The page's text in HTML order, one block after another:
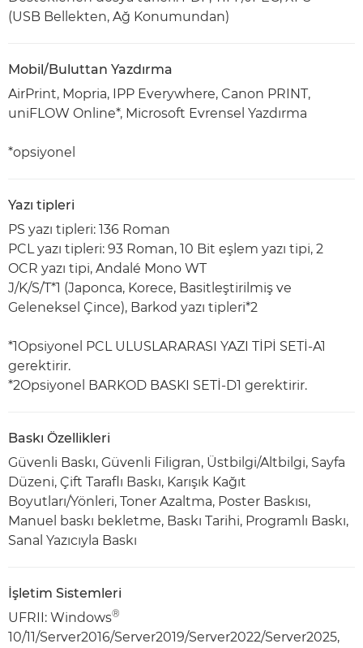
(USB Bellekten, Ağ Konumundan)
Mobil/Buluttan Yazdırma
AirPrint, Mopria, IPP Everywhere, Canon PRINT,
uniFLOW Online*, Microsoft Evrensel Yazdırma
*opsiyonel
Yazı tipleri
PS yazı tipleri: 136 Roman
PCL yazı tipleri: 93 Roman, 10 Bit eşlem yazı tipi, 2
OCR yazı tipi, Andalé Mono WT
J/K/S/T*1 (Japonca, Korece, Basitleştirilmiş ve
Geleneksel Çince), Barkod yazı tipleri*2
*1Opsiyonel PCL ULUSLARARASI YAZI TİPİ SETİ-A1
gerektirir.
*2Opsiyonel BARKOD BASKI SETİ-D1 gerektirir.
Baskı Özellikleri
Güvenli Baskı, Güvenli Filigran, Üstbilgi/Altbilgi, Sayfa
Düzeni, Çift Taraflı Baskı, Karışık Kağıt
Boyutları/Yönleri, Toner Azaltma, Poster Baskısı,
Manuel baskı bekletme, Baskı Tarihi, Programlı Baskı,
Sanal Yazıcıyla Baskı
İşletim Sistemleri
UFRII: Windows®
10/11/Server2016/Server2019/Server2022/Server2025,